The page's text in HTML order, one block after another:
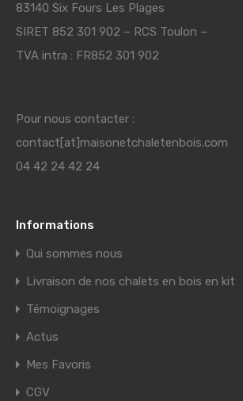
83140 Six Fours Les Plages
SIRET 852 301 902 – RCS Toulon –
TVA intra : FR852 301 902
Pour nous contacter :
contact[at]maisonetchaletenbois.com
04 42 24 42 24
Informations
Qui sommes nous
Livraison de nos chalets en bois en kit
Témoignages
Actus
Mes Favoris
CGV